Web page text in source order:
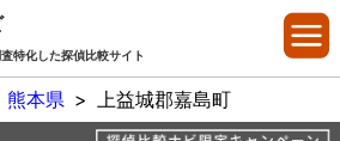
特化した探偵比較サイト
熊本県 > 上益城郡嘉島町